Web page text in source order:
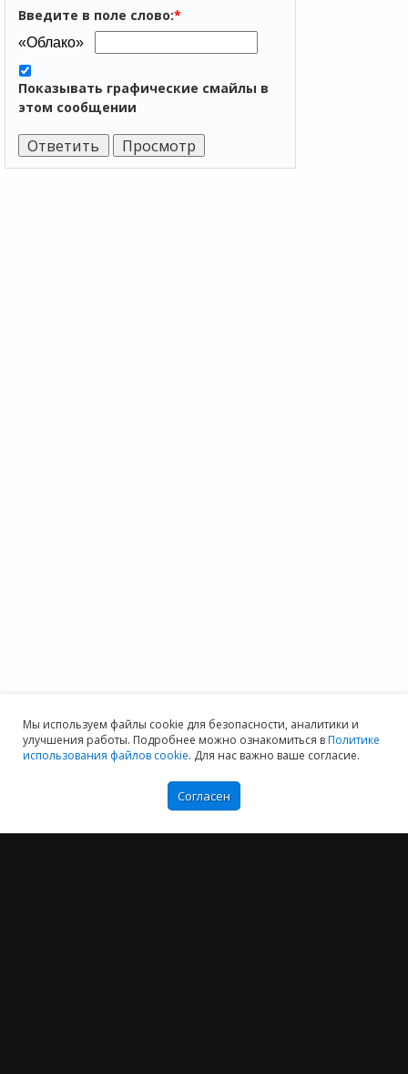
Введите в поле слово:*
Показывать графические смайлы в
этом сообщении
Мы используем файлы cookie для безопасности, аналитики и
улучшения работы. Подробнее можно ознакомиться вПолитике
использования файлов cookie. Для нас важно ваше согласие.
Согласен